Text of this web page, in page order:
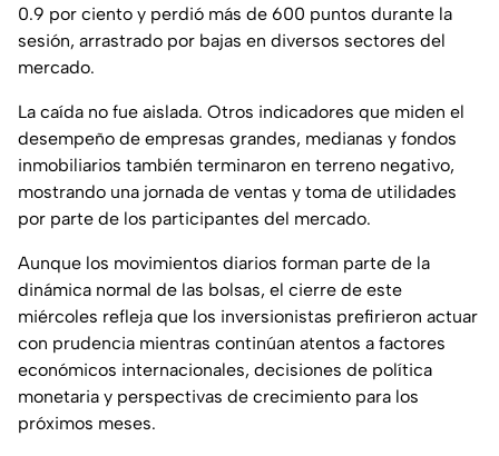
0.9 por ciento y perdió más de 600 puntos durante la
sesión, arrastrado por bajas en diversos sectores del
mercado.
La caída no fue aislada. Otros indicadores que miden el
desempeño de empresas grandes, medianas y fondos
inmobiliarios también terminaron en terreno negativo,
mostrando una jornada de ventas y toma de utilidades
por parte de los participantes del mercado.
Aunque los movimientos diarios forman parte de la
dinámica normal de las bolsas, el cierre de este
miércoles refleja que los inversionistas prefirieron actuar
con prudencia mientras continúan atentos a factores
económicos internacionales, decisiones de política
monetaria y perspectivas de crecimiento para los
próximos meses.